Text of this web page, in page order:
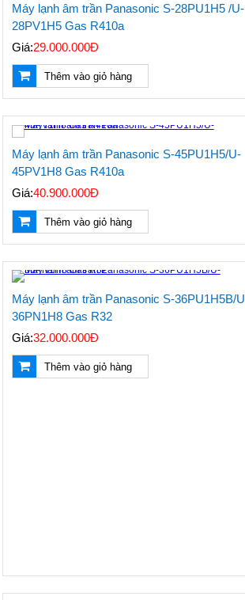
Máy lạnh âm trần Panasonic S-28PU1H5 /U-
28PV1H5 Gas R410a
Giá:29.000.000Đ
Thêm vào giỏ hàng
Máy lạnh âm trần Panasonic S-45PU1H5/U-
45PV1H8 Gas R410a
Giá:40.900.000Đ
Thêm vào giỏ hàng
Máy lạnh âm trần Panasonic S-36PU1H5B/
36PN1H8 Gas R32
Giá:32.000.000Đ
Thêm vào giỏ hàng